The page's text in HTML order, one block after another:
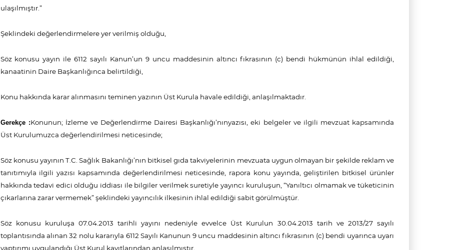
ulaşılmıştır.”
Şeklindeki değerlendirmelere yer verilmiş olduğu,
Söz konusu yayın ile 6112 sayılı Kanun’un 9 uncu maddesinin altıncı fıkrasının (c) bendi hükmünün ihlal edildiği
kanaatinin Daire Başkanlığınca belirtildiği,
Konu hakkında karar alınmasını teminen yazının Üst Kurula havale edildiği, anlaşılmaktadır.
Gerekçe :Konunun; İzleme ve Değerlendirme Dairesi Başkanlığı’nınyazısı,eki belgeler ve ilgili mevzuat kapsamında
Üst Kurulumuzca değerlendirilmesi neticesinde;
Söz konusu yayınınT.C. Sağlık Bakanlığı’nın bitkisel gıda takviyelerinin mevzuata uygun olmayan bir şekilde reklam ve
tanıtımıyla ilgili yazısı kapsamında değerlendirilmesi neticesinde, rapora konu yayında, geliştirilen bitkisel ürünler
hakkında tedavi edici olduğu iddiası ile bilgiler verilmek suretiyle yayıncı kuruluşun, “Yanıltıcı olmamak ve tüketicinin
çıkarlarına zarar vermemek” şeklindeki yayıncılık ilkesinin ihlal edildiği sabit görülmüştür.
Söz konusu kuruluşa 07.04.2013 tarihli yayını nedeniyle evvelce Üst Kurulun 30.04.2013 tarih ve 2013/27 sayılı
toplantısında alınan 32 nolu kararıyla 6112 Sayılı Kanunun 9 uncu maddesinin altıncı fıkrasının (c) bendi uyarınca uyarı
yaptırımı uygulandığı Üst Kurul kayıtlarından anlaşılmıştır.